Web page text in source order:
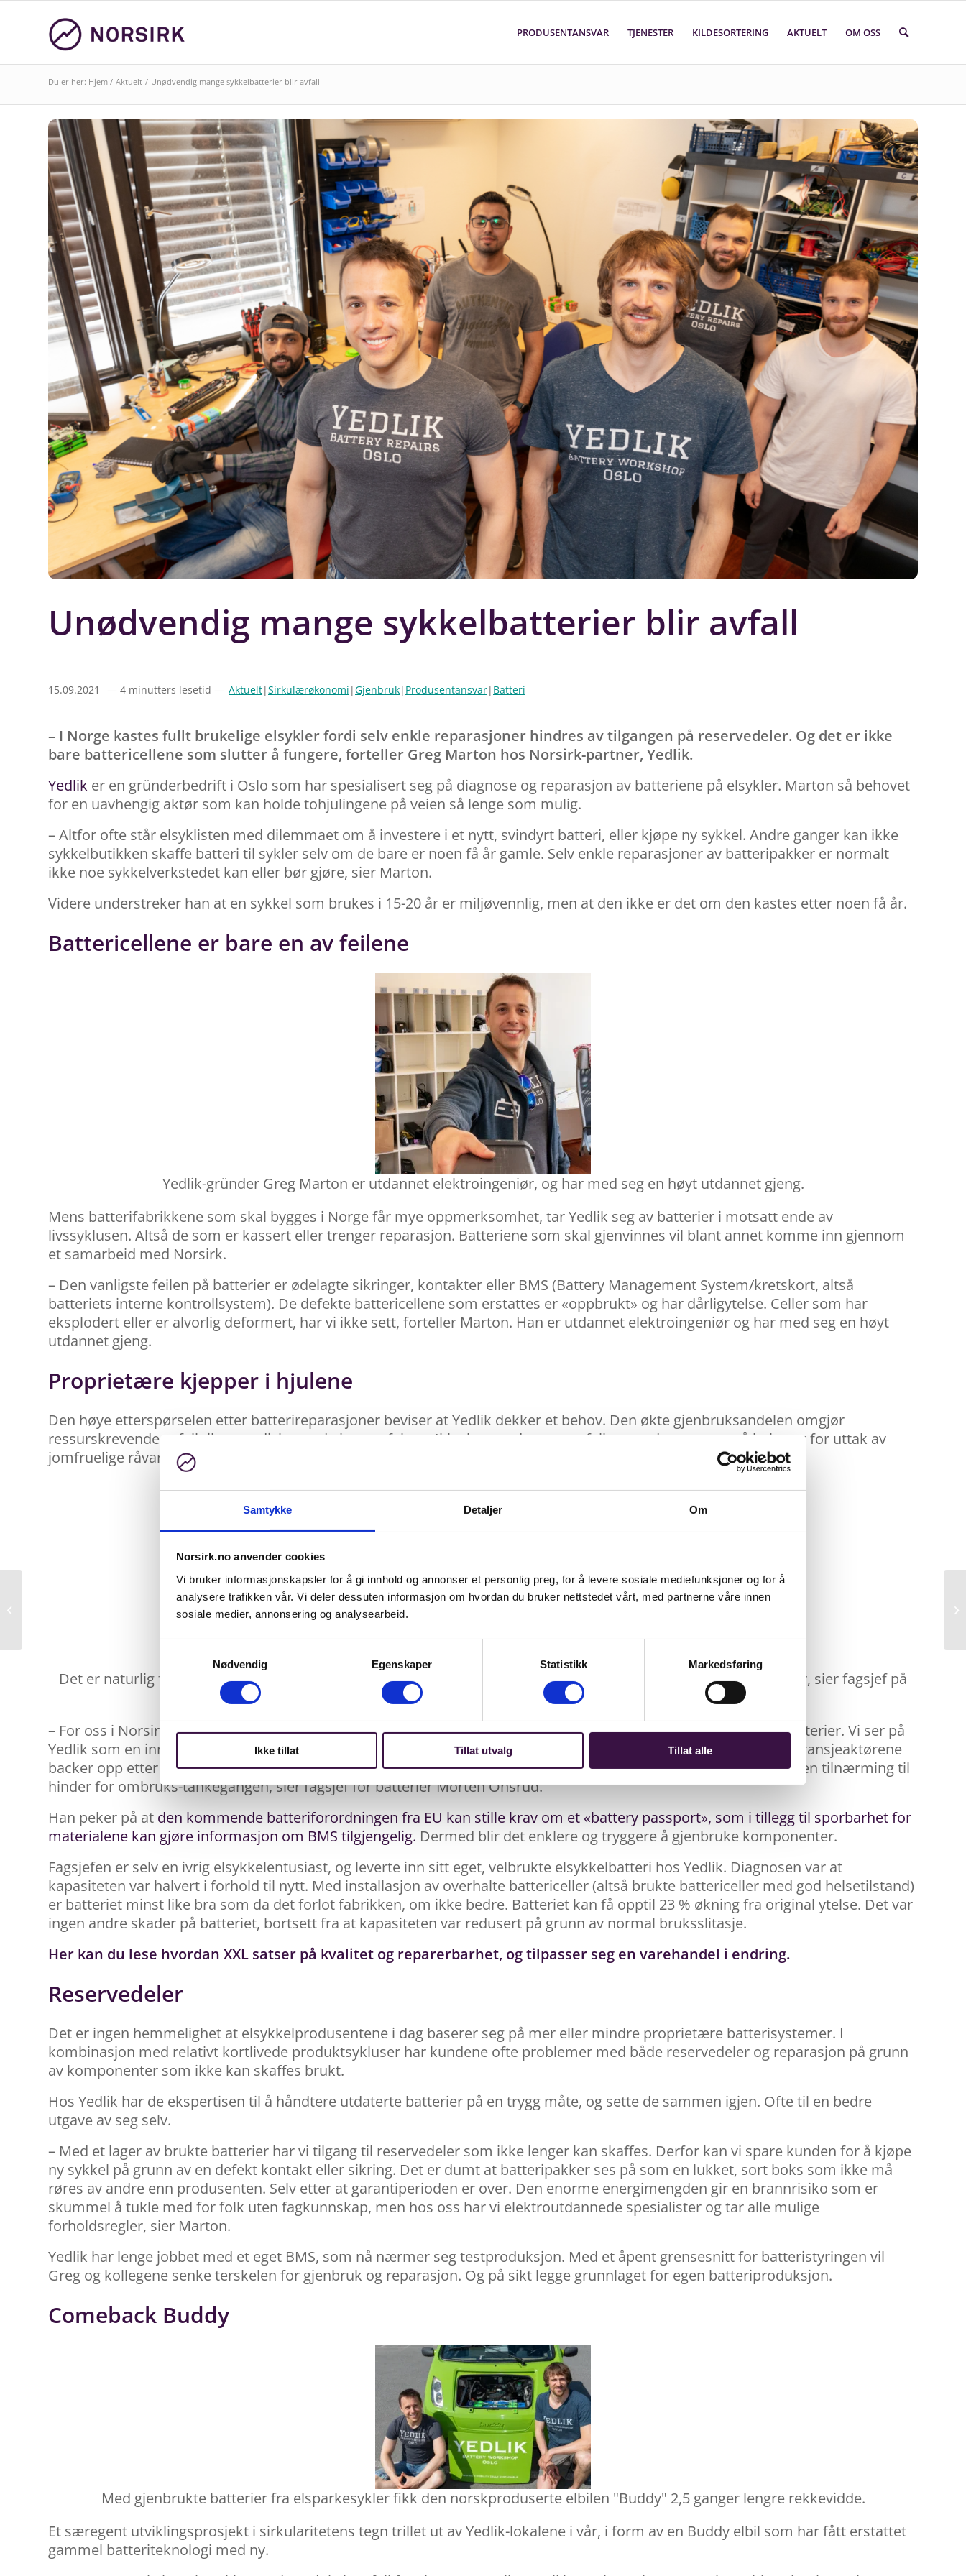
Samtykke Detaljer Om
Norsirk.no anvender cookies
Vi bruker informasjonskapsler for å gi innhold og annonser et personlig preg, for å levere sosiale mediefunksjoner og for å
analysere trafikken vår. Vi deler dessuten informasjon om hvordan du bruker nettstedet vårt, med partnerne våre innen
sosiale medier, annonsering og analysearbeid.
Nødvendig
Egenskaper Statistikk Markedsføring
Ikke tillat Tillat utvalg Tillat alle
PRODUSENTANSVAR TJENESTER KILDESORTERING AKTUELT OM OSS
Søk i faktasider
Du er her: Hjem / Aktuelt / Unødvendig mange sykkelbatterier blir avfall
Unødvendig mange sykkelbatterier blir avfall
15.09.2021 — 4 minutters lesetid — Aktuelt|Sirkulærøkonomi |Gjenbruk| Produsentansvar| Batteri
– I Norge kastes fullt brukelige elsykler fordi selv enkle reparasjoner hindres av tilgangen på reservedeler. Og det er ikke
bare battericellene som slutter å fungere, forteller Greg Marton hos Norsirk-partner, Yedlik.
Yedlik er en gründerbedrift i Oslo som har spesialisert seg på diagnose og reparasjon av batteriene på elsykler. Marton så behovet
for en uavhengig aktør som kan holde tohjulingene på veien så lenge som mulig.
– Altfor ofte står elsyklisten med dilemmaet om å investere i et nytt, svindyrt batteri, eller kjøpe ny sykkel. Andre ganger kan ikke
sykkelbutikken skaffe batteri til sykler selv om de bare er noen få år gamle. Selv enkle reparasjoner av batteripakker er normalt
ikke noe sykkelverkstedet kan eller bør gjøre, sier Marton.
Videre understreker han at en sykkel som brukes i 15-20 år er miljøvennlig, men at den ikke er det om den kastes etter noen få år.
Battericellene er bare en av feilene
Yedlik-gründer Greg Marton er utdannet elektroingeniør, og har med seg en høyt utdannet gjeng.
Mens batterifabrikkene som skal bygges i Norge får mye oppmerksomhet, tar Yedlik seg av batterier i motsatt ende av
livssyklusen. Altså de som er kassert eller trenger reparasjon. Batteriene som skal gjenvinnes vil blant annet komme inn gjennom
et samarbeid med Norsirk.
– Den vanligste feilen på batterier er ødelagte sikringer, kontakter eller BMS (Battery Management System/kretskort, altså
batteriets interne kontrollsystem). De defekte battericellene som erstattes er «oppbrukt» og har dårligytelse. Celler som har
eksplodert eller er alvorlig deformert, har vi ikke sett, forteller Marton. Han er utdannet elektroingeniør og har med seg en høyt
utdannet gjeng.
Proprietære kjepper i hjulene
Den høye etterspørselen etter batterireparasjoner beviser at Yedlik dekker et behov. Den økte gjenbruksandelen omgjør
ressurskrevende avfall til en verdiskapende innsatsfaktor. Ikke bare reduseres avfallsmengden, men også behovet for uttak av
jomfruelige råvarer.
Det er naturlig for Norsirk å bidra til å utvikle bærekraftige forretningsmodeller for gjenbruk av kasserte batterier, sier fagsjef på
batteri i Norsirk, Morten Onsrud.
– For oss i Norsirk er det naturlig å bidra til å utvikle bærekraftige forretningsmodeller for gjenbruk av kasserte batterier. Vi ser på
Yedlik som en innovativ aktør med en unik spisskompetanse, som fortjener at rammebetingelsene forenkles og bransjeaktørene
backer opp etter beste evne. Selv om en del produsenter beveger seg i riktig retning, er det fortsatt noen som har en tilnærming til
hinder for ombruks-tankegangen, sier fagsjef for batterier Morten Onsrud.
Han peker på at den kommende batteriforordningen fra EU kan stille krav om et «battery passport», som i tillegg til sporbarhet for
materialene kan gjøre informasjon om BMS tilgjengelig. Dermed blir det enklere og tryggere å gjenbruke komponenter.
Fagsjefen er selv en ivrig elsykkelentusiast, og leverte inn sitt eget, velbrukte elsykkelbatteri hos Yedlik. Diagnosen var at
kapasiteten var halvert i forhold til nytt. Med installasjon av overhalte battericeller (altså brukte battericeller med god helsetilstand)
er batteriet minst like bra som da det forlot fabrikken, om ikke bedre. Batteriet kan få opptil 23 % økning fra original ytelse. Det var
ingen andre skader på batteriet, bortsett fra at kapasiteten var redusert på grunn av normal bruksslitasje.
Her kan du lese hvordan XXL satser på kvalitet og reparerbarhet, og tilpasser seg en varehandel i endring.
Reservedeler
Det er ingen hemmelighet at elsykkelprodusentene i dag baserer seg på mer eller mindre proprietære batterisystemer. I
kombinasjon med relativt kortlivede produktsykluser har kundene ofte problemer med både reservedeler og reparasjon på grunn
av komponenter som ikke kan skaffes brukt.
Hos Yedlik har de ekspertisen til å håndtere utdaterte batterier på en trygg måte, og sette de sammen igjen. Ofte til en bedre
utgave av seg selv.
– Med et lager av brukte batterier har vi tilgang til reservedeler som ikke lenger kan skaffes. Derfor kan vi spare kunden for å kjøpe
ny sykkel på grunn av en defekt kontakt eller sikring. Det er dumt at batteripakker ses på som en lukket, sort boks som ikke må
røres av andre enn produsenten. Selv etter at garantiperioden er over. Den enorme energimengden gir en brannrisiko som er
skummel å tukle med for folk uten fagkunnskap, men hos oss har vi elektroutdannede spesialister og tar alle mulige
forholdsregler, sier Marton.
Yedlik har lenge jobbet med et eget BMS, som nå nærmer seg testproduksjon. Med et åpent grensesnitt for batteristyringen vil
Greg og kollegene senke terskelen for gjenbruk og reparasjon. Og på sikt legge grunnlaget for egen batteriproduksjon.
Comeback Buddy
Med gjenbrukte batterier fra elsparkesykler fikk den norskproduserte elbilen "Buddy" 2,5 ganger lengre rekkevidde.
Et særegent utviklingsprosjekt i sirkularitetens tegn trillet ut av Yedlik-lokalene i vår, i form av en Buddy elbil som har fått erstattet
gammel batteriteknologi med ny.